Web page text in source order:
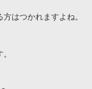
はつかれますよね。